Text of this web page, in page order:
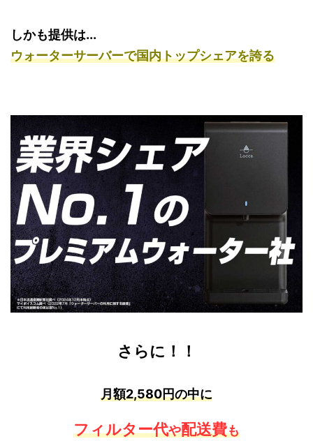
しかも提供は...
ウォーターサーバーで国内トップシェアを誇る
さらに！！
月額2,580円の中に
フィルター代や配送費も